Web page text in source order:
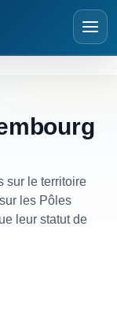
sur le territoire
les Pôles
leur statut de